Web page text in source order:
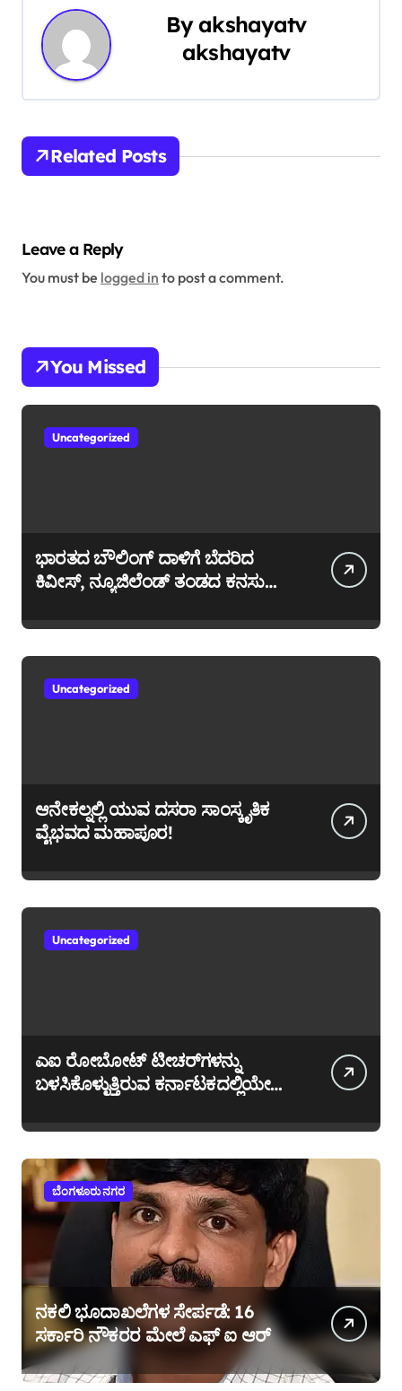
v
i
g
t
i
n
Byakshayatv
akshayatv
Related Posts
Leave a Reply
You must be logged in to post a comment.
You Missed
Uncategorized
ಭಾರತದ ಬೌಲಿಂಗ್ ದಾಳಿಗೆ ಬೆದರಿದ
ಕಿವೀಸ್, ನ್ಯೂಜಿಲೆಂಡ್ ತಂಡದ ಕನಸು
Uncategorized
ಆನೇಕಲ್ನಲ್ಲಿ ಯುವ ದಸರಾ ಸಾಂಸ್ಕೃತಿಕ
ವೈಭವದ ಮಹಾಪೂರ!
Uncategorized
ಎಐ ರೋಬೋಟ್ ಟೀಚರ್‌ಗಳನ್ನು
ಬಳಸಿಕೊಳ್ಳುತ್ತಿರುವ ಕರ್ನಾಟಕದಲ್ಲಿಯೇ
ನ್ಯಾಷನಲ್ ಸ್ಕೂಲ್
ಬೆಂಗಳೂರು ನಗರ
ನಕಲಿ ಭೂದಾಖಲೆಗಳ ಸೇರ್ಪಡೆ: 16
ಸರ್ಕಾರಿ ನೌಕರರ ಮೇಲೆ ಎಫ್ ಐ ಆರ್